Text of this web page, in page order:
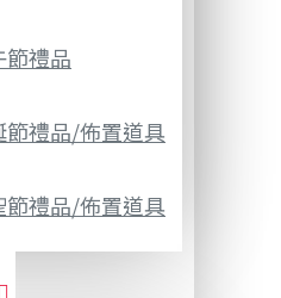
節禮品
節禮品/佈置道具
節禮品/佈置道具